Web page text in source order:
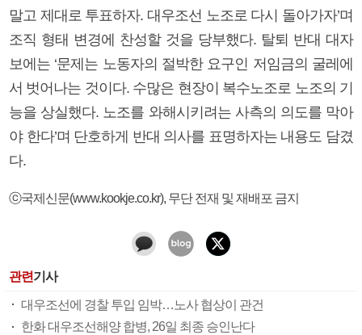
말고 제대로 투표하자. 대우조선 노조로 다시 돌아가자’며
조직 형태 변경에 찬성할 것을 당부했다. 탈퇴 반대 대자
보에는 ‘문제는 노동자의 절박한 요구인 저임금의 굴레에
서 벗어나는 것이다. 수많은 현장이 복수노조로 노조의 기
능을 상실했다. 노조를 와해시키려는 사측의 의도를 막아
야 한다’며 단호하게 반대 의사를 표명하자는 내용도 담겼
다.
ⓒ국제신문(www.kookje.co.kr), 무단 전재 및 재배포 금지
관련기사
대우조선에 경찰 투입 임박…노사 협상이 관건
한화 대우조선해양 합병, 26일 최종 승인난다